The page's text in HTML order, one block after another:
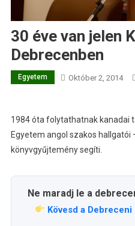
30 éve van jelen
Debrecenben
Egyetem Október 2, 2014
1984 óta folytathatnak kanadai
Egyetem angol szakos
könyvgyűjtemény segíti.
Ne maradj le a
Kövesd a